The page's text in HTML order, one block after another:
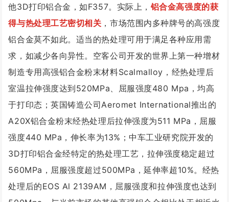
他3D打印铝合金，如F357。 实际上， 铝合金高强度的获
得与热处理工艺密切相关 ，市场范围内多种牌号的高强度
铝合金莫不如此。 适当的热处理可用于满足各种应用需
求，如减少各向异性。 空客公司开发的世界上第一种增材
制造专用高强铝合金粉末材料Scalmalloy，经热处理后
室温拉伸强度达到520MPa、屈服强度480 Mpa，均高
于打印态；英国铸造公司Aeromet International推出的
A20X铝合金粉末经热处理后拉伸强度为511 MPa，屈服
强度440 MPa，伸长率为13%； 中车工业研究院开发的
3D打印铝合金经特定的热处理工艺，拉伸强度稳定超过
560MPa，屈服强度超过500MPa，延伸率超10%。 经热
处理后的EOS Al 2139AM，屈服强度和拉伸强度也达到